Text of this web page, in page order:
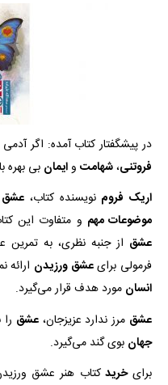
در پیشگفتار کتاب آمده: اگر
فروتنی،شهامتو ایمان بی بهره
اریک فروم نویسنده کتاب، عشق
موضوعات مهم و متفاوت این
عشق از جنبه نظری، به
فرمولی برایعشق ورزیدن
انسان مورد هدف قرار می‌گیرد.
عشق مرز ندارد عزیزجان،عشق
جهان بوی گند می‌گیرد.
برایخریدکتاب هنر عشق